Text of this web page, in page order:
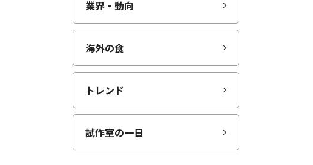
業界・動向
海外の食
トレンド
試作室の一日